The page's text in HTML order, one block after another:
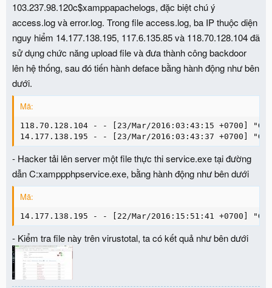
103.237.98.120c$xamppapachelogs, đặc biệt chú ý
access.log và error.log. Trong file access.log, ba IP thuộc diện
nguy hiểm 14.177.138.195, 117.6.135.85 và 118.70.128.104 đã
sử dụng chức năng upload file và đưa thành công backdoor
lên hệ thống, sau đó tiến hành deface bằng hành động như bên
dưới.
Mã:
118.70.128.104 - - [23/Mar/2016:03:43:15 +0700] "GET
14.177.138.195 - - [23/Mar/2016:03:43:37 +0700]
- Hacker tải lên server một file thực thi service.exe tại đường
dẫn C:xamppphpservice.exe, bằng hành động như bên dưới
Mã:
14.177.138.195 - - [22/Mar/2016:15:51:41 +0700]
- Kiểm tra file này trên virustotal, ta có kết quả như bên dưới